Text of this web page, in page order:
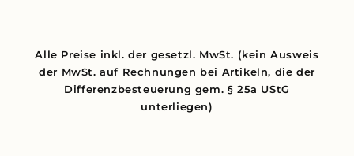
Alle Preise inkl. der gesetzl. MwSt. (kein Ausweis
der MwSt. auf Rechnungen bei Artikeln, die der
Differenzbesteuerung gem. § 25a UStG
unterliegen)